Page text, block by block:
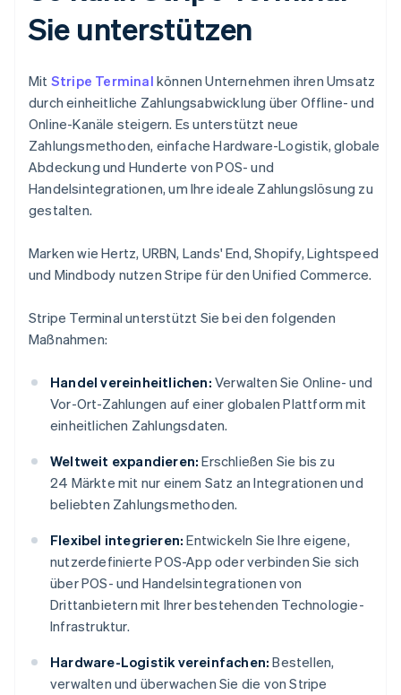
Sie unterstützen
Mit Stripe Terminal können Unternehmen ihren Umsatz
durch einheitliche Zahlungsabwicklung über Offline- und
Online-Kanäle steigern. Es unterstützt neue
Zahlungsmethoden, einfache Hardware-Logistik, globale
Abdeckung und Hunderte von POS- und
Handelsintegrationen, um Ihre ideale Zahlungslösung zu
gestalten.
Marken wie Hertz, URBN, Lands' End, Shopify, Lightspeed
und Mindbody nutzen Stripe für den Unified Commerce.
Stripe Terminal unterstützt Sie bei den folgenden
Maßnahmen:
Handel vereinheitlichen: Verwalten Sie Online- und
Vor-Ort-Zahlungen auf einer globalen Plattform mit
einheitlichen Zahlungsdaten.
Weltweit expandieren: Erschließen Sie bis zu
24 Märkte mit nur einem Satz an Integrationen und
beliebten Zahlungsmethoden.
Flexibel integrieren: Entwickeln Sie Ihre eigene,
nutzerdefinierte POS-App oder verbinden Sie sich
über POS- und Handelsintegrationen von
Drittanbietern mit Ihrer bestehenden Technologie-
Infrastruktur.
Hardware-Logistik vereinfachen: Bestellen,
verwalten und überwachen Sie die von Stripe